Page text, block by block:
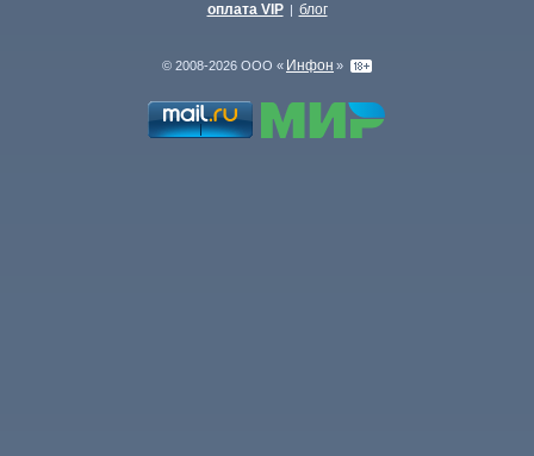
оплата VIP | блог
© 2008-2026 ООО « Инфон »